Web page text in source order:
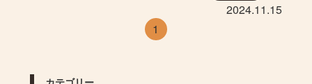
2024.11.15
1